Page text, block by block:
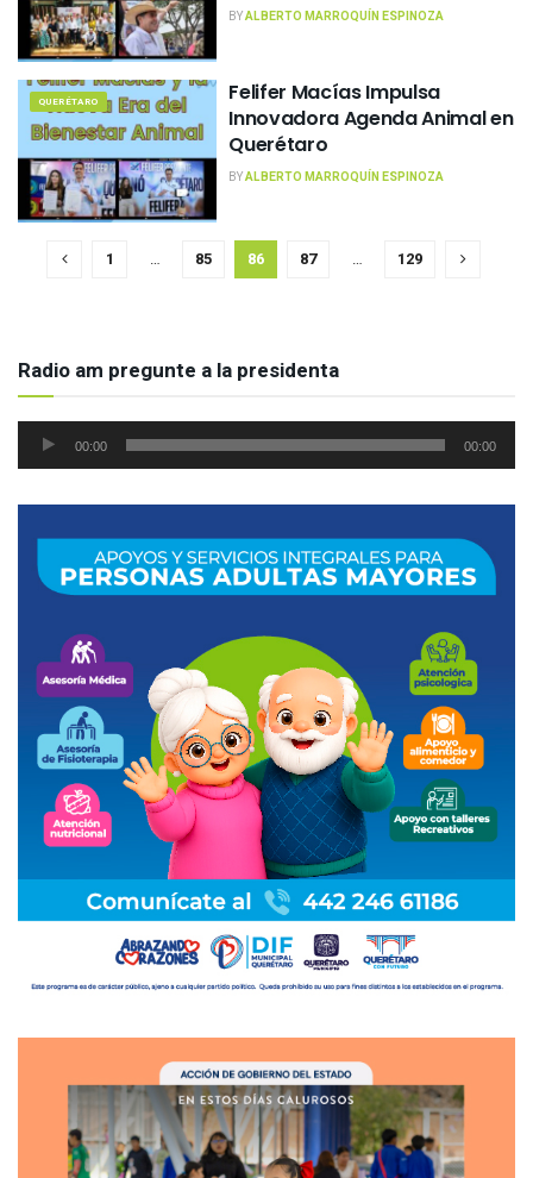
BYALBERTO MARROQUÍN ESPINOZA
QUERÉTARO
Felifer Macías Impulsa
Innovadora Agenda Animal en
Querétaro
BYALBERTO MARROQUÍN ESPINOZA
1 … 85 86 87 … 129
Radio am pregunte a la presidenta
Reproductor
00:00 00:00